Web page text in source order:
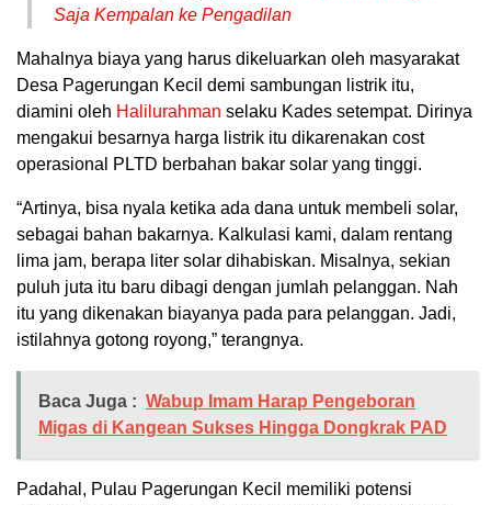
Saja Kempalan ke Pengadilan
Mahalnya biaya yang harus dikeluarkan oleh masyarakat
Desa Pagerungan Kecil demi sambungan listrik itu,
diamini oleh Halilurahman selaku Kades setempat. Dirinya
mengakui besarnya harga listrik itu dikarenakan cost
operasional PLTD berbahan bakar solar yang tinggi.
“Artinya, bisa nyala ketika ada dana untuk membeli solar,
sebagai bahan bakarnya. Kalkulasi kami, dalam rentang
lima jam, berapa liter solar dihabiskan. Misalnya, sekian
puluh juta itu baru dibagi dengan jumlah pelanggan. Nah
itu yang dikenakan biayanya pada para pelanggan. Jadi,
istilahnya gotong royong,” terangnya.
Baca Juga : Wabup Imam Harap Pengeboran
Migas di Kangean Sukses Hingga Dongkrak PAD
Padahal, Pulau Pagerungan Kecil memiliki potensi